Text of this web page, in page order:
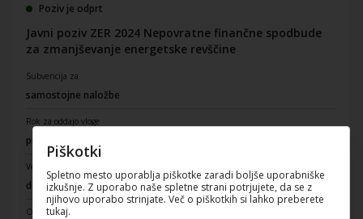
Poziv je odprt
Javni poziv ZER 2024 Nepovratne finančne spodbude
za zmanjševanje energetske revščine
Subvencija za
samostojne naložbe
Rok za oddajo vloge
pred izvedbo naložbe
Veljavnost poziva
do objave zaključka na spletni strani Eko sklada
Oddaja vloge
Piškotki
Spletno mesto uporablja piškotke zaradi boljše uporabniške
izkušnje. Z uporabo naše spletne strani potrjujete, da se z
njihovo uporabo strinjate. Več o piškotkih si lahko preberete
tukaj.